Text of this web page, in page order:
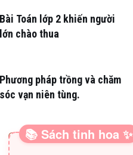
Bài Toán lớp 2 khiến người
lớn chào thua
Phương pháp trồng và chăm
sóc vạn niên tùng.
SÁCH HAY CHO BA MẸ
📚 Sách tinh hoa ✨